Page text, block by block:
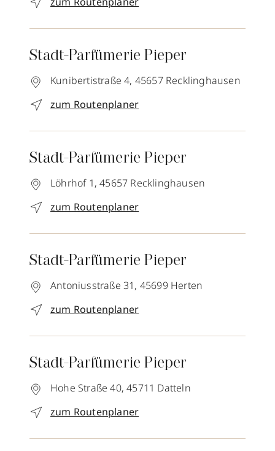
Stadt-Parfümerie Pieper
Kunibertistraße 4, 45657 Recklinghausen
zum Routenplaner
Stadt-Parfümerie Pieper
Löhrhof 1, 45657 Recklinghausen
zum Routenplaner
Stadt-Parfümerie Pieper
Antoniusstraße 31, 45699 Herten
zum Routenplaner
Stadt-Parfümerie Pieper
Hohe Straße 40, 45711 Datteln
zum Routenplaner